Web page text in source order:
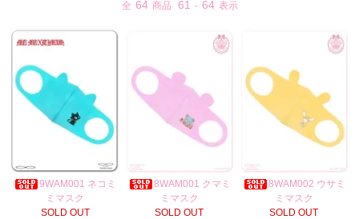
全 64 商品 61 - 64 表示
9WAM001 ネコミ
ミマスク
SOLD OUT
8WAM001 クマミ
ミマスク
SOLD OUT
8WAM002 ウサミ
ミマスク
SOLD OUT